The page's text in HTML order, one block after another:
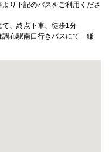
り下記のバスをご利用くださ
、終点下車、徒歩1分
布駅南口行きバスにて「鎌